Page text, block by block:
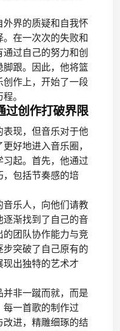
界的质疑和自我怀
在一次次的失败和
过自己的努力和创
跟。因此，他将篮
作上，开始了一段
。
过创作打破界限
现，但音乐对于他
好地进入音乐圈，
起。首先，他通过
，包括节奏感的培
音乐人，向他们请教
渐找到了自己的音
的团队协作能力与竞
突破了自己原有的
出独特的艺术才
非一蹴而就，而是
一首歌的制作过
进，精雕细琢的结